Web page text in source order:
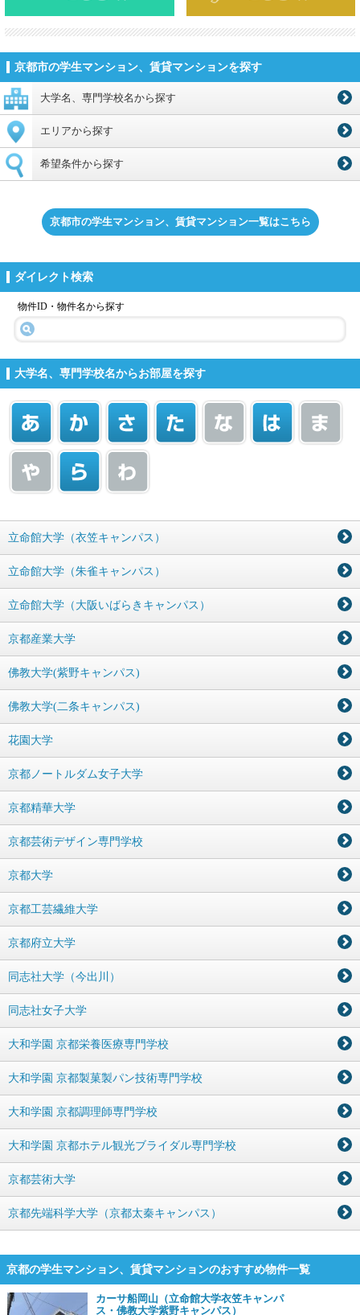
京都市の学生マンション、賃貸マンションを探す
大学名、専門学校名から探す
エリアから探す
希望条件から探す
京都市の学生マンション、賃貸マンション一覧はこちら
ダイレクト検索
物件ID・物件名から探す
大学名、専門学校名からお部屋を探す
立命館大学（衣笠キャンパス）
立命館大学（朱雀キャンパス）
立命館大学（大阪いばらきキャンパス）
京都産業大学
佛教大学(紫野キャンパス)
佛教大学(二条キャンパス)
花園大学
京都ノートルダム女子大学
京都精華大学
京都芸術デザイン専門学校
京都大学
京都工芸繊維大学
京都府立大学
同志社大学（今出川）
同志社女子大学
大和学園 京都栄養医療専門学校
大和学園 京都製菓製パン技術専門学校
大和学園 京都調理師専門学校
大和学園 京都ホテル観光ブライダル専門学校
京都芸術大学
京都先端科学大学（京都太秦キャンパス）
京都の学生マンション、賃貸マンションのおすすめ物件一覧
カーサ船岡山（立命館大学衣笠キャンパ
ス・佛教大学紫野キャンパス）